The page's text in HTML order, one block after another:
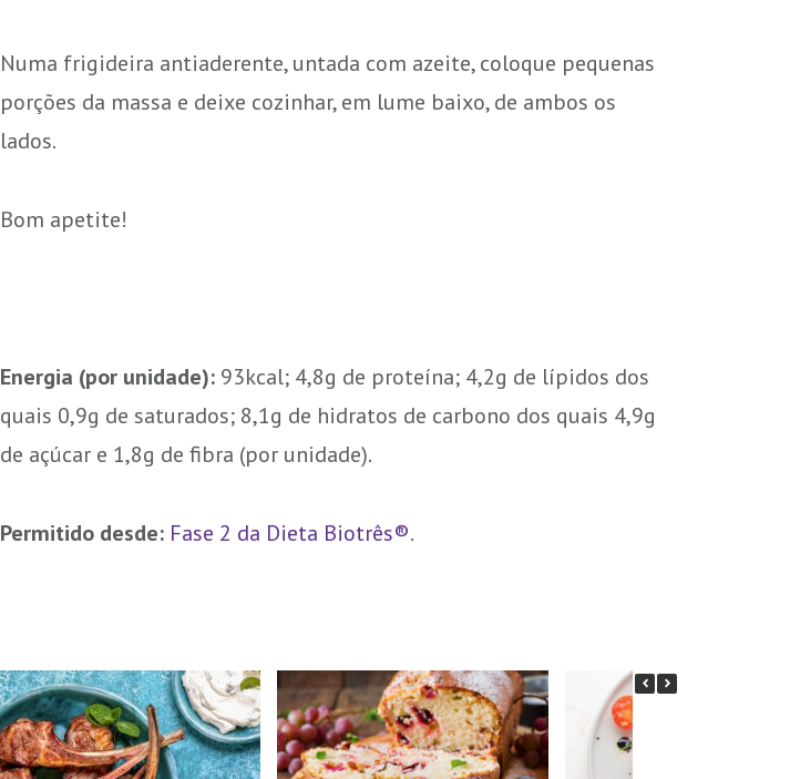
Numa frigideira antiaderente, untada com azeite, coloque pequenas
porções da massa e deixe cozinhar, em lume baixo, de ambos os
lados.
Bom apetite!
Energia (por unidade): 93kcal; 4,8g de proteína; 4,2g de lípidos dos
quais 0,9g de saturados; 8,1g de hidratos de carbono dos quais 4,9g
de açúcar e 1,8g de fibra (por unidade).
Permitido desde: Fase 2 da Dieta Biotrês®.